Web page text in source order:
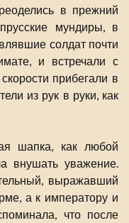
в прежний
мундиры, в
солдат почти
и встречали с
прибегали в
из рук в руки, как
шапка, как любой
внушать уважение.
выражавший
а к императору и
что после